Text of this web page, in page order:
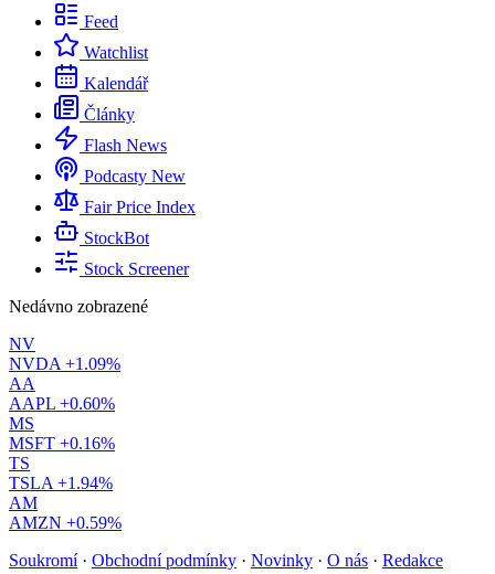
Feed
Watchlist
Kalendář
Články
Flash News
Podcasty New
Fair Price Index
StockBot
Stock Screener
Nedávno zobrazené
NV
NVDA +1.09%
AA
AAPL +0.60%
MS
MSFT +0.16%
TS
TSLA +1.94%
AM
AMZN +0.59%
Soukromí · Obchodní podmínky · Novinky · O nás · Redakce